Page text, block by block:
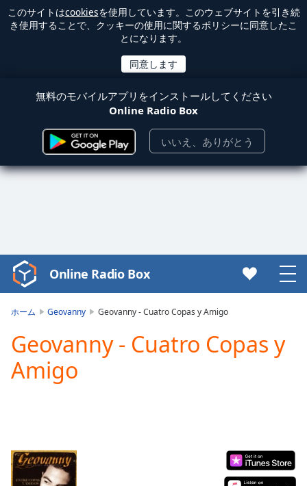
このサイトはcookiesを使用しています。このウェブサイトを引き続
き使用することで、クッキーの使用に関するポリシーに同意したこ
とになります。
無料のモバイルアプリをインストールしてください
Online Radio Box
いいえ、ありがとう
Video
Player
Play
Video
Play
Current
Time0:00
Online Radio Box
ホーム Geovanny Geovanny - Cuatro Copas y Amigo
Geovanny - Cuatro Copas y
Amigo